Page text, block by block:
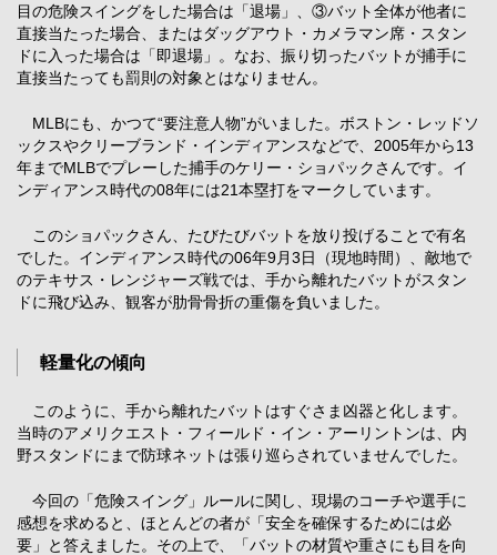
目の危険スイングをした場合は「退場」、③バット全体が他者に
直接当たった場合、またはダッグアウト・カメラマン席・スタン
ドに入った場合は「即退場」。なお、振り切ったバットが捕手に
直接当たっても罰則の対象とはなりません。
MLBにも、かつて“要注意人物”がいました。ボストン・レッドソ
ックスやクリーブランド・インディアンスなどで、2005年から13
年までMLBでプレーした捕手のケリー・ショパックさんです。イ
ンディアンス時代の08年には21本塁打をマークしています。
このショパックさん、たびたびバットを放り投げることで有名
でした。インディアンス時代の06年9月3日（現地時間）、敵地で
のテキサス・レンジャーズ戦では、手から離れたバットがスタン
ドに飛び込み、観客が肋骨骨折の重傷を負いました。
軽量化の傾向
このように、手から離れたバットはすぐさま凶器と化します。
当時のアメリクエスト・フィールド・イン・アーリントンは、内
野スタンドにまで防球ネットは張り巡らされていませんでした。
今回の「危険スイング」ルールに関し、現場のコーチや選手に
感想を求めると、ほとんどの者が「安全を確保するためには必
要」と答えました。その上で、「バットの材質や重さにも目を向